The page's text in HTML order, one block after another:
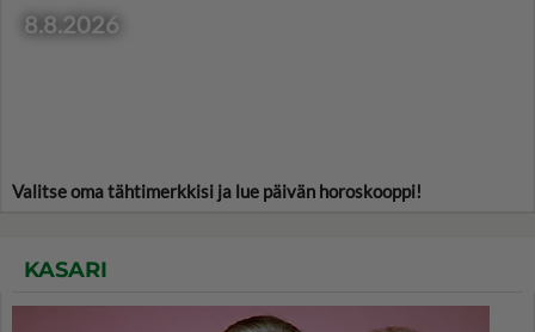
8.8.2026
Valitse oma tähtimerkkisi ja lue päivän horoskooppi!
KASARI